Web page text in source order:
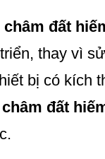
châm đất
thay vì
bị có kích
đất